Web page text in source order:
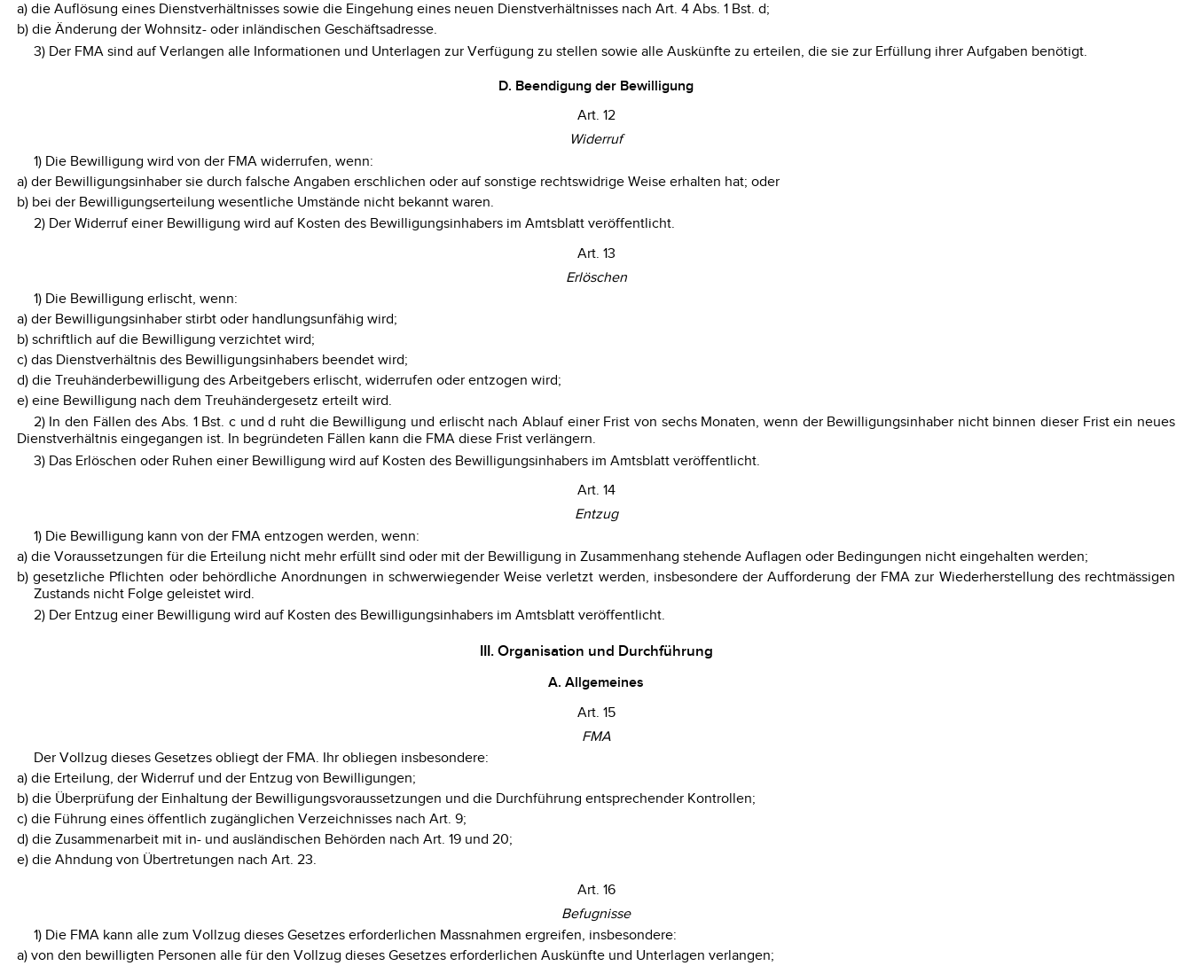
a) die Auflösung eines Dienstverhältnisses sowie die Eingehung eines neuen Dienstverhältnisses nach Art. 4 Abs. 1 Bst. d;
b) die Änderung der Wohnsitz- oder inländischen Geschäftsadresse.
3) Der FMA sind auf Verlangen alle Informationen und Unterlagen zur Verfügung zu stellen sowie alle Auskünfte zu erteilen, die sie zur Erfüllung ihrer Aufgaben benötigt.
D. Beendigung der Bewilligung
Art. 12
Widerruf
1) Die Bewilligung wird von der FMA widerrufen, wenn:
a) der Bewilligungsinhaber sie durch falsche Angaben erschlichen oder auf sonstige rechtswidrige Weise erhalten hat; oder
b) bei der Bewilligungserteilung wesentliche Umstände nicht bekannt waren.
2) Der Widerruf einer Bewilligung wird auf Kosten des Bewilligungsinhabers im Amtsblatt veröffentlicht.
Art. 13
Erlöschen
1) Die Bewilligung erlischt, wenn:
a) der Bewilligungsinhaber stirbt oder handlungsunfähig wird;
b) schriftlich auf die Bewilligung verzichtet wird;
c) das Dienstverhältnis des Bewilligungsinhabers beendet wird;
d) die Treuhänderbewilligung des Arbeitgebers erlischt, widerrufen oder entzogen wird;
e) eine Bewilligung nach dem Treuhändergesetz erteilt wird.
2) In den Fällen des Abs. 1 Bst. c und d ruht die Bewilligung und erlischt nach Ablauf einer Frist von sechs Monaten, wenn der Bewilligungsinhaber nicht binnen dieser Frist ein neues
Dienstverhältnis eingegangen ist. In begründeten Fällen kann die FMA diese Frist verlängern.
3) Das Erlöschen oder Ruhen einer Bewilligung wird auf Kosten des Bewilligungsinhabers im Amtsblatt veröffentlicht.
Art. 14
Entzug
1) Die Bewilligung kann von der FMA entzogen werden, wenn:
a) die Voraussetzungen für die Erteilung nicht mehr erfüllt sind oder mit der Bewilligung in Zusammenhang stehende Auflagen oder Bedingungen nicht eingehalten werden;
b) gesetzliche Pflichten oder behördliche Anordnungen in schwerwiegender Weise verletzt werden, insbesondere der Aufforderung der FMA zur Wiederherstellung des rechtmässigen
Zustands nicht Folge geleistet wird.
2) Der Entzug einer Bewilligung wird auf Kosten des Bewilligungsinhabers im Amtsblatt veröffentlicht.
III. Organisation und Durchführung
A. Allgemeines
Art. 15
FMA
Der Vollzug dieses Gesetzes obliegt der FMA. Ihr obliegen insbesondere:
a) die Erteilung, der Widerruf und der Entzug von Bewilligungen;
b) die Überprüfung der Einhaltung der Bewilligungsvoraussetzungen und die Durchführung entsprechender Kontrollen;
c) die Führung eines öffentlich zugänglichen Verzeichnisses nach Art. 9;
d) die Zusammenarbeit mit in- und ausländischen Behörden nach Art. 19 und 20;
e) die Ahndung von Übertretungen nach Art. 23.
Art. 16
Befugnisse
1) Die FMA kann alle zum Vollzug dieses Gesetzes erforderlichen Massnahmen ergreifen, insbesondere:
a) von den bewilligten Personen alle für den Vollzug dieses Gesetzes erforderlichen Auskünfte und Unterlagen verlangen;